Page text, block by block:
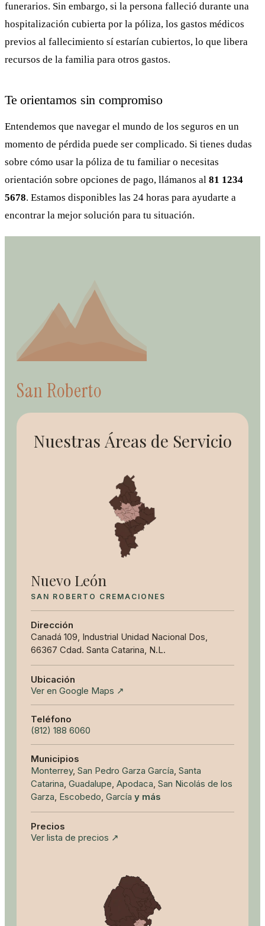
funerarios. Sin embargo, si la persona falleció durante una
hospitalización cubierta por la póliza, los gastos médicos
previos al fallecimiento sí estarían cubiertos, lo que libera
recursos de la familia para otros gastos.
Te orientamos sin compromiso
Entendemos que navegar el mundo de los seguros en un
momento de pérdida puede ser complicado. Si tienes dudas
sobre cómo usar la póliza de tu familiar o necesitas
orientación sobre opciones de pago, llámanos al 81 1234
5678. Estamos disponibles las 24 horas para ayudarte a
encontrar la mejor solución para tu situación.
San Roberto
Nuestras Áreas de Servicio
Nuevo León
SAN ROBERTO CREMACIONES
Dirección
Canadá 109, Industrial Unidad Nacional Dos,
66367 Cdad. Santa Catarina, N.L.
Ubicación
Ver en Google Maps ↗
Teléfono
(812) 188 6060
Municipios
Monterrey, San Pedro Garza García, Santa
Catarina, Guadalupe, Apodaca, San Nicolás de los
Garza, Escobedo, García y más
Precios
Ver lista de precios ↗